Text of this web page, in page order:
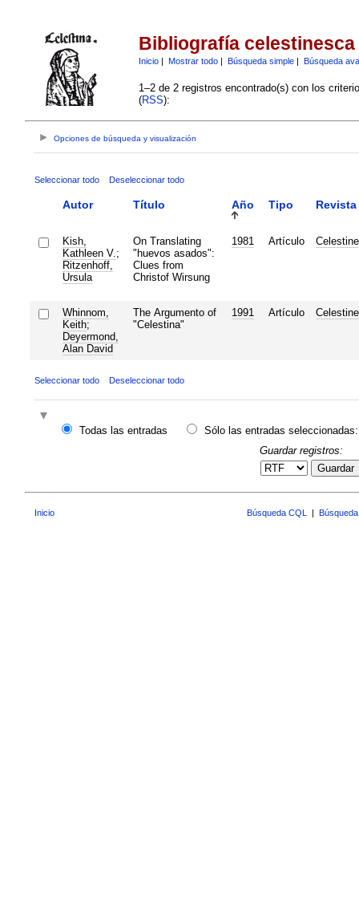
Bibliografía celestinesca
Inicio| Mostrar todo| Búsqueda simple| Búsqueda
1–2 de 2 registros encontrado(s) con los
(RSS):
Opciones de búsqueda y visualización
Seleccionar todo Deseleccionar todo
Autor Título Año Tipo Revista
Kish,
Kathleen V. ;
Ritzenhoff,
Ursula
On Translating
"huevos asados":
Clues from
Christof Wirsung
1981 Artículo
Whinnom,
Keith;
Deyermond,
Alan David
The Argumento of
"Celestina"
1991 Artículo
Seleccionar todo Deseleccionar todo
Todas las entradas
Sólo las entradas seleccionadas:
Guardar registros:
Guardar
Inicio Búsqueda CQL